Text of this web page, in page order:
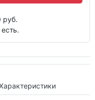
руб.